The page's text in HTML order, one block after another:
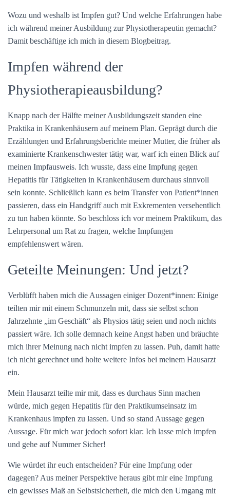
t u m
Wozu und weshalb ist Impfen gut? Und welche Erfahrungen habe
ich während meiner Ausbildung zur Physiotherapeutin gemacht?
Damit beschäftige ich mich in diesem Blogbeitrag.
Impfen während der
Physiotherapieausbildung?
Knapp nach der Hälfte meiner Ausbildungszeit standen eine
Praktika in Krankenhäusern auf meinem Plan. Geprägt durch die
Erzählungen und Erfahrungsberichte meiner Mutter, die früher als
examinierte Krankenschwester tätig war, warf ich einen Blick auf
meinen Impfausweis. Ich wusste, dass eine Impfung gegen
Hepatitis für Tätigkeiten in Krankenhäusern durchaus sinnvoll
sein konnte. Schließlich kann es beim Transfer von Patient*innen
passieren, dass ein Handgriff auch mit Exkrementen versehentlich
zu tun haben könnte. So beschloss ich vor meinem Praktikum, das
Lehrpersonal um Rat zu fragen, welche Impfungen
empfehlenswert wären.
Geteilte Meinungen: Und jetzt?
Verblüfft haben mich die Aussagen einiger Dozent*innen: Einige
teilten mir mit einem Schmunzeln mit, dass sie selbst schon
Jahrzehnte „im Geschäft“ als Physios tätig seien und noch nichts
passiert wäre. Ich solle demnach keine Angst haben und bräuchte
mich ihrer Meinung nach nicht impfen zu lassen. Puh, damit hatte
ich nicht gerechnet und holte weitere Infos bei meinem Hausarzt
ein.
Mein Hausarzt teilte mir mit, dass es durchaus Sinn machen
würde, mich gegen Hepatitis für den Praktikumseinsatz im
Krankenhaus impfen zu lassen. Und so stand Aussage gegen
Aussage. Für mich war jedoch sofort klar: Ich lasse mich impfen
und gehe auf Nummer Sicher!
Wie würdet ihr euch entscheiden? Für eine Impfung oder
dagegen? Aus meiner Perspektive heraus gibt mir eine Impfung
ein gewisses Maß an Selbstsicherheit, die mich den Umgang mit